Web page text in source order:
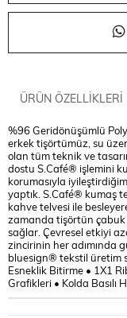
ÜRÜN ÖZELLIKLERI
%96 Geridönüşümlü
erkek tişörtümüz, su
olan tüm teknik ve
dostu S.Café® işlemini
korumasıyla
yaptık. S.Café® kumaş
kahve telvesi ile
zamanda tişörtün çabuk
sağlar. Çevresel etkiyi
zincirinin her adımında
bluesign® tekstil üretim
Esneklik Bitirme • 1X1
Grafikleri • Kolda Basılı